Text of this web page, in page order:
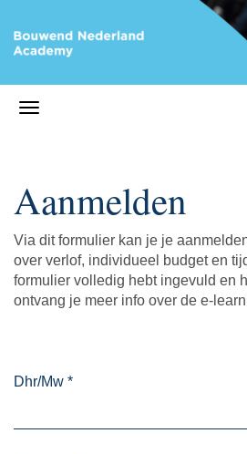
Aanmelden
Via dit formulier kan je je
over verlof, individueel budget en
formulier volledig hebt ingevuld en
ontvang je meer info over de e-
Dhr/Mw *